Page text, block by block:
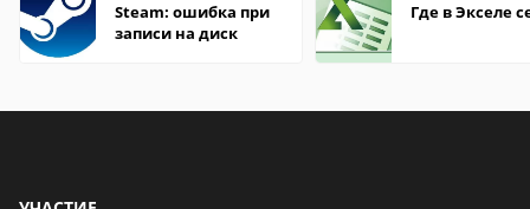
Steam: ошибка при
записи на диск
Где в Экселе